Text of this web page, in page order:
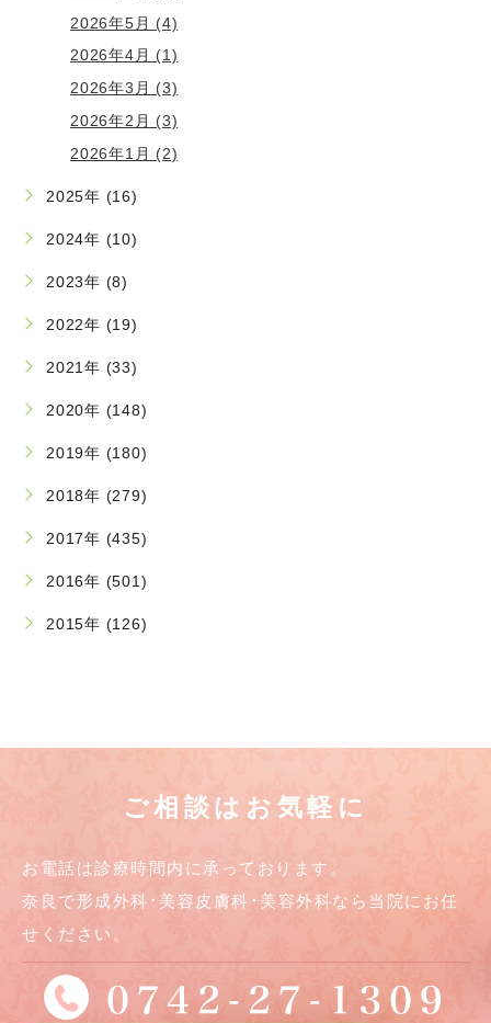
2026年5月 (4)
2026年4月 (1)
2026年3月 (3)
2026年2月 (3)
2026年1月 (2)
2025年 (16)
2024年 (10)
2023年 (8)
2022年 (19)
2021年 (33)
2020年 (148)
2019年 (180)
2018年 (279)
2017年 (435)
2016年 (501)
2015年 (126)
ご相談はお気軽に
お電話は診療時間内に承っております。
奈良で形成外科･美容皮膚科･美容外科なら当院にお任
せください。